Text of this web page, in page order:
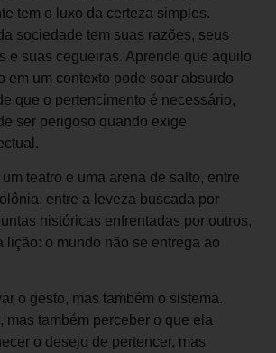
tem o luxo da certeza simples.
sociedade tem suas razões, seus
e suas cegueiras. Aprende que aquilo
em um contexto pode soar absurdo
que o pertencimento é necessário,
ser perigoso quando exige
teatro e uma arena de salto, entre
entre a leveza buscada por
históricas enfrentadas por outros,
lição: o mundo não se entrega ao
o gesto, mas também o sistema.
mas também perceber o que ela
o desejo de pertencer, mas